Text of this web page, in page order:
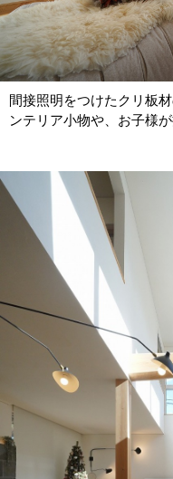
間接照明をつけたクリ板
ンテリア小物や、お子様